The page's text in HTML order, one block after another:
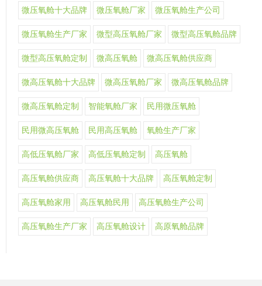
微压氧舱十大品牌 微压氧舱厂家 微压氧舱生产公司
微压氧舱生产厂家 微型高压氧舱厂家 微型高压氧舱品牌
微型高压氧舱定制 微高压氧舱 微高压氧舱供应商
微高压氧舱十大品牌 微高压氧舱厂家 微高压氧舱品牌
微高压氧舱定制 智能氧舱厂家 民用微压氧舱
民用微高压氧舱 民用高压氧舱 氧舱生产厂家
高低压氧舱厂家 高低压氧舱定制 高压氧舱
高压氧舱供应商 高压氧舱十大品牌 高压氧舱定制
高压氧舱家用 高压氧舱民用 高压氧舱生产公司
高压氧舱生产厂家 高压氧舱设计 高原氧舱品牌